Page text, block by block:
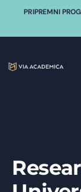
PRIPREMNI